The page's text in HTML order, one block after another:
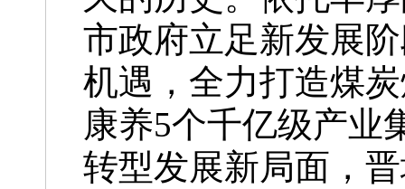
市政府立足新发展
机遇，全力打造煤
康养5个千亿级产业
转型发展新局面，